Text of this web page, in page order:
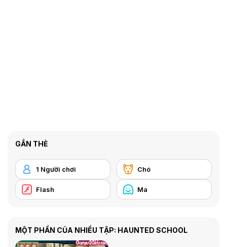
GẮN THẺ
1 Người chơi Chó
Flash Ma
MỘT PHẦN CỦA NHIỀU TẬP: HAUNTED SCHOOL